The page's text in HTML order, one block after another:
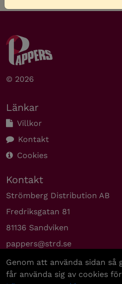
© 2026
Länkar
Villkor
Kontakt
Cookies
Kontakt
Strömberg Distribution AB
Fredriksgatan 81
81136 Sandviken
pappers@strd.se
08-779 96 00
Genom att använda sidan så
får använda sig av cookies